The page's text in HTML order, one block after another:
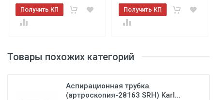
Товары похожих категорий
Аспирационная трубка
(артроскопия-28163 SRH) Karl...
Получить КП Получить КП